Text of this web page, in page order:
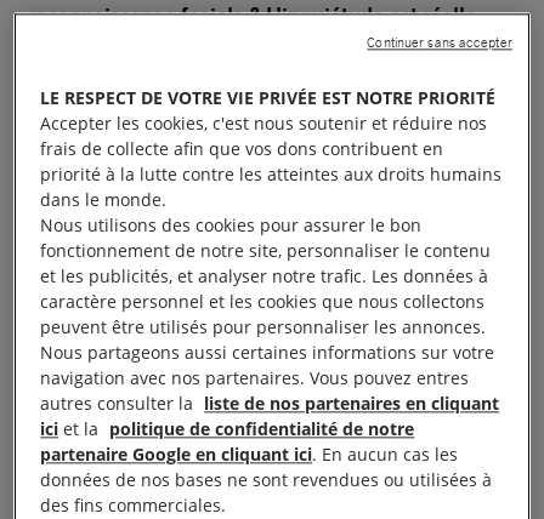
reconnaissance faciale ? L’inquiétude est réelle.
de Paris, la France a légalisé la vidéosurveillance
algorithmique.Concrètement, des caméras dopées
à l’intelligence artificielle vont passer au crible, en
direct, vos moindres mouvements pour détecter des
situations « anormales ». Une loi votée en procédure
accélérée, sans véritable débat public. Avec
l’adoption de cette loi, la France devient le premier
Etat membre de l’Union européenne à légaliser, à
titre expérimental, ce type de surveillance. Il s’agit
d’un véritable tournant qui ouvre la voie à l’utilisation
de technologies encore plus intrusives comme
reconnaissance faciale...
LE RESPECT DE VOTRE VIE PRIVÉE EST NOTRE PRIORITÉ
Accepter les cookies, c'est nous soutenir et réduire nos
frais de collecte afin que vos dons contribuent en
priorité à la lutte contre les atteintes aux droits humains
dans le monde.
Nous utilisons des cookies pour assurer le bon
fonctionnement de notre site, personnaliser le contenu
et les publicités, et analyser notre trafic. Les données à
caractère personnel et les cookies que nous collectons
peuvent être utilisés pour personnaliser les annonces.
Nous partageons aussi certaines informations sur votre
navigation avec nos partenaires. Vous pouvez entres
autres consulter la liste de nos partenaires en cliquant
ici et la politique de confidentialité de notre
partenaire Google en cliquant ici. En aucun cas les
données de nos bases ne sont revendues ou utilisées à
des fins commerciales.
Continuer sans accepter